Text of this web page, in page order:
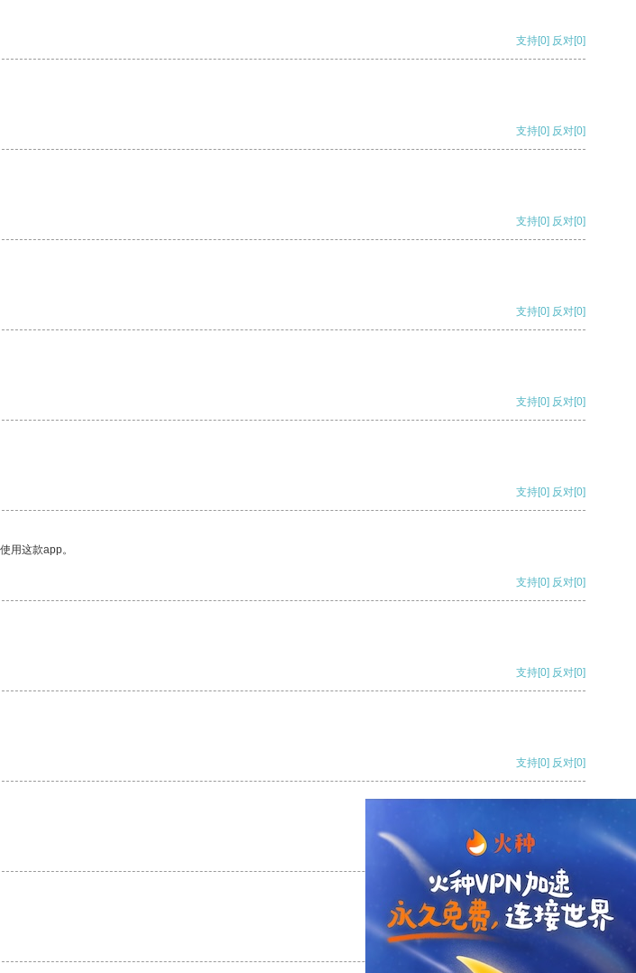
支持[0] 反对[0]
支持[0] 反对[0]
支持[0] 反对[0]
支持[0] 反对[0]
支持[0] 反对[0]
支持[0] 反对[0]
用这款app。
支持[0] 反对[0]
支持[0] 反对[0]
支持[0] 反对[0]
支持